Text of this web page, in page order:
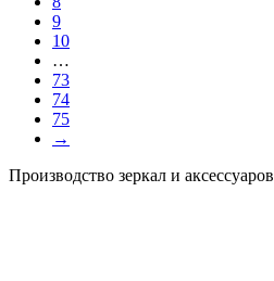
9
10
…
73
74
75
→
Производство зеркал и